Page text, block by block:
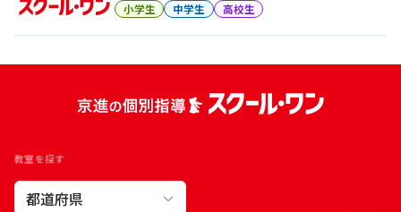
小学生 中学生 高校生
教室を探す